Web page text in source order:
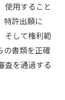
成のコツ
法
使用すること
特許出願に
そして権利範
の書類を正確
査を通過する